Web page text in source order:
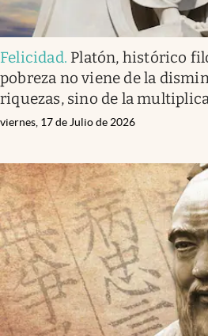
Felicidad. Platón, histórico
pobreza no viene de la
riquezas, sino de la
viernes, 17 de Julio de 2026